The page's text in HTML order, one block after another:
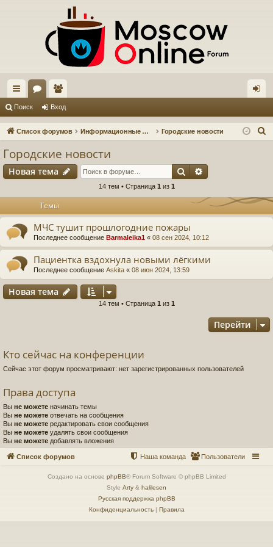
с
ы ум
ол
ьз
ел
и
д
Поиск Вход
Список форумов Информационные форумы Городские новости
Городские новости
Новая тема Поиск
14 тем • Страница 1 из 1
Темы
МЧС тушит прошлогодние пожары
Последнее сообщение Barmaleika1 « 08 сен 2024, 10:12
Пациентка вздохнула новыми лёгкими
Последнее сообщение Askita « 08 июн 2024, 13:59
Новая тема
14 тем • Страница 1 из 1
Перейти
Кто сейчас на конференции
Сейчас этот форум просматривают: нет зарегистрированных пользователей
Права доступа
Вы не можете начинать темы
Вы не можете отвечать на сообщения
Вы не можете редактировать свои сообщения
Вы не можете удалять свои сообщения
Вы не можете добавлять вложения
Список форумов Пользователи
Наша команда
Создано на основе phpBB® Forum Software © phpBB Limited
Style Arty & halilesen
Русская поддержка phpBB
Конфиденциальность| Правила